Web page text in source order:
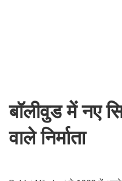
बॉलीवुड में नए
वाले निर्माता